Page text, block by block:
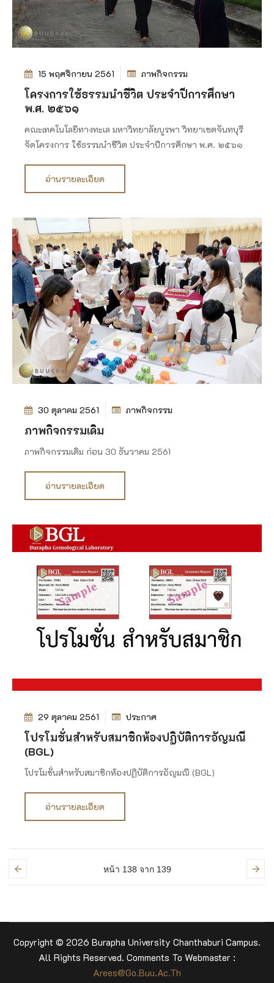
15 พฤศจิกายน 2561 ภาพกิจกรรม
โครงการใช้ธรรมนำชีวิต ประจำปีการศึกษา
พ.ศ. ๒๕๖๑
คณะเทคโนโลยีทางทะเล มหาวิทยาลัยบูรพา วิทยาเขตจันทบุรี
จัดโครงการ ใช้ธรรมนำชีวิต ประจำปีการศึกษา พ.ศ. ๒๕๖๑
อ่านรายละเอียด
30 ตุลาคม 2561 ภาพกิจกรรม
ภาพกิจกรรมเดิม
ภาพกิจกรรมเดิม ก่อน 30 ธันวาคม 2561
อ่านรายละเอียด
29 ตุลาคม 2561 ประกาศ
โปรโมชั่นสำหรับสมาชิกห้องปฏิบัติการอัญมณี
(BGL)
โปรโมชั่นสำหรับสมาชิกห้องปฏิบัติการอัญมณี (BGL)
อ่านรายละเอียด
หน้า 138 จาก 139
Copyright © 2026 Burapha University Chanthaburi Campus.
All Rights Reserved. Comments To Webmaster :
Arees@go.buu.ac.th